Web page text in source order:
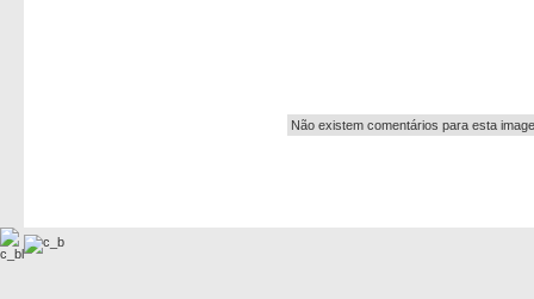
Não existem comentários para esta